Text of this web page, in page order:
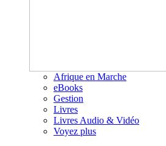
Afrique en Marche
eBooks
Gestion
Livres
Livres Audio & Vidéo
Voyez plus